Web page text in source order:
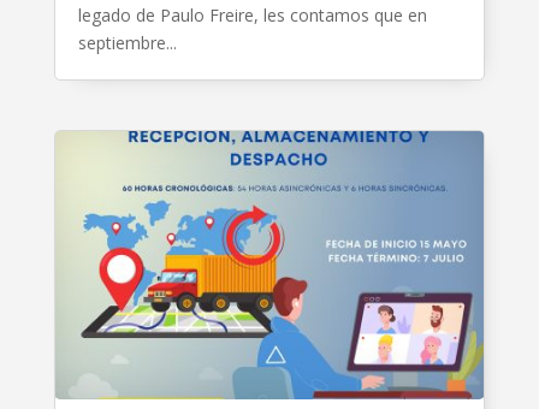
legado de Paulo Freire, les contamos que en
septiembre...